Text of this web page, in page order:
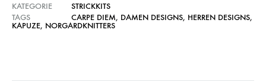
KATEGORIE
STRICKKITS
TAGS
CARPE DIEM, DAMEN DESIGNS, HERREN DESIGNS,
KAPUZE, NORGARDKNITTERS